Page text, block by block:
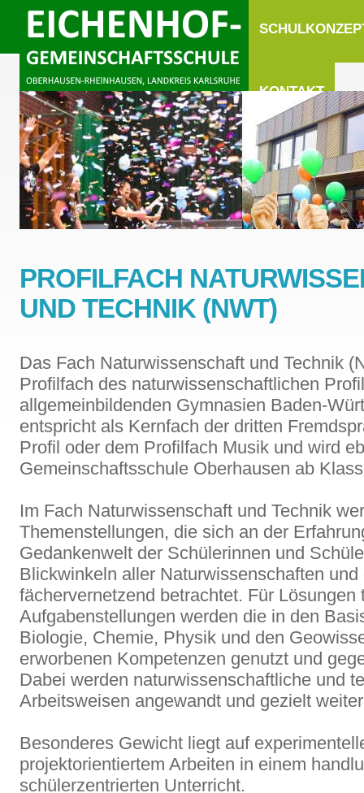
KONTAKT
PROFILFACH
UND TECHNIK (NWT)
Das Fach Naturwissenschaft und Technik
Profilfach des naturwissenschaftlichen
allgemeinbildenden Gymnasien Baden-
entspricht als Kernfach der dritten
Profil oder dem Profilfach Musik und wird
Gemeinschaftsschule Oberhausen ab
Im Fach Naturwissenschaft und Technik
Themenstellungen, die sich an der
Gedankenwelt der Schülerinnen und
Blickwinkeln aller Naturwissenschaften und
fächervernetzend betrachtet. Für Lösungen
Aufgabenstellungen werden die in den
Biologie, Chemie, Physik und den
erworbenen Kompetenzen genutzt und
Dabei werden naturwissenschaftliche und
Arbeitsweisen angewandt und gezielt
Besonderes Gewicht liegt auf
projektorientiertem Arbeiten in einem
schülerzentrierten Unterricht.